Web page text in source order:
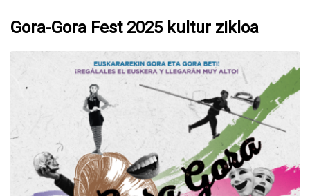
Gora-Gora Fest 2025 kultur zikloa